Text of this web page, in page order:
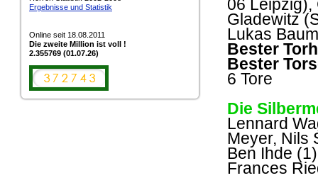
Ergebnisse und Statistik
Online seit 18.08.2011
Die zweite Million ist voll !
2.355769 (01.07.26)
06 Leipzig),
Gladewitz
Lukas
Bester
Bester
6 Tore
Die
Lennard
Meyer, Nils
Ben Ihde
Frances